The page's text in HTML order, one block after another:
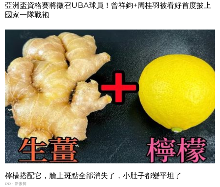
亞洲盃資格賽將徵召UBA球員！曾祥鈞+周桂羽被看好首度披上
國家一隊戰袍
檸檬搭配它，臉上斑點全部消失了，小肚子都變平坦了
PR・新素簡